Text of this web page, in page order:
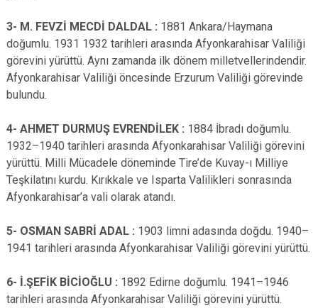
3- M. FEVZİ MECDİ DALDAL : 1881 Ankara/Haymana
doğumlu. 1931 1932 tarihleri arasında Afyonkarahisar Valiliği
görevini yürüttü. Aynı zamanda ilk dönem milletvellerindendir.
Afyonkarahisar Valiliği öncesinde Erzurum Valiliği görevinde
bulundu.
4- AHMET DURMUŞ EVRENDİLEK : 1884 İbradı doğumlu.
1932–1940 tarihleri arasında Afyonkarahisar Valiliği görevini
yürüttü. Milli Mücadele döneminde Tire’de Kuvay-ı Milliye
Teşkilatını kurdu. Kırıkkale ve Isparta Valilikleri sonrasında
Afyonkarahisar’a vali olarak atandı.
5- OSMAN SABRİ ADAL : 1903 limni adasında doğdu. 1940–
1941 tarihleri arasında Afyonkarahisar Valiliği görevini yürüttü.
6- İ.ŞEFİK BİCİOĞLU : 1892 Edirne doğumlu. 1941–1946
tarihleri arasında Afyonkarahisar Valiliği görevini yürüttü.